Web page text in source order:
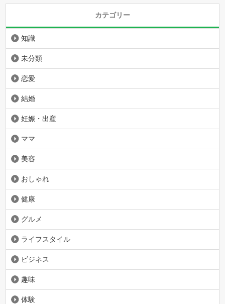
カテゴリー
知識
未分類
恋愛
結婚
妊娠・出産
ママ
美容
おしゃれ
健康
グルメ
ライフスタイル
ビジネス
趣味
体験